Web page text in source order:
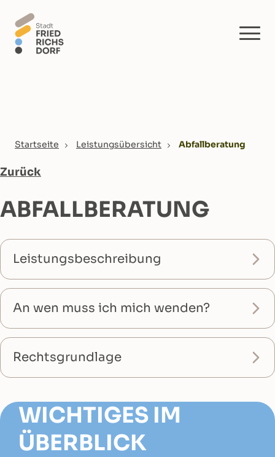
You are here:
Startseite Leistungsübersicht Abfallberatung
Zurück
ABFALLBERATUNG
Leistungsbeschreibung
An wen muss ich mich wenden?
Rechtsgrundlage
WICHTIGES IM
ÜBERBLICK